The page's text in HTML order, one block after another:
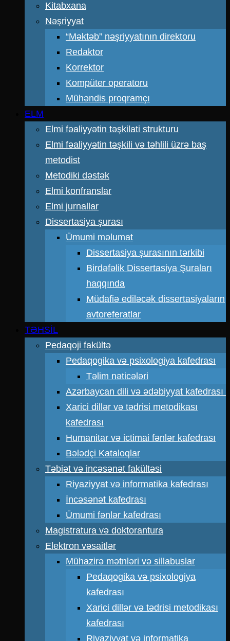
Kitabxana
Nəşriyyat
“Məktəb” nəşriyyatının direktoru
Redaktor
Korrektor
Kompüter operatoru
Mühəndis proqramçı
ELM
Elmi fəaliyyətin təşkilati strukturu
Elmi fəaliyyətin təşkili və təhlili üzrə baş
metodist
Metodiki dəstək
Elmi konfranslar
Elmi jurnallar
Dissertasiya şurası
Ümumi məlumat
Dissertasiya şurasının tərkibi
Birdəfəlik Dissertasiya Şuraları
haqqında
Müdafiə ediləcək dissertasiyaların
avtoreferatlar
TƏHSİL
Pedaqoji fakültə
Pedaqogika və psixologiya kafedrası
Təlim nəticələri
Azərbaycan dili və ədəbiyyat kafedrası
Xarici dillər və tədrisi metodikası
kafedrası
Humanitar və ictimai fənlər kafedrası
Bələdçi Kataloqlar
Təbiət və incəsənət fakültəsi
Riyaziyyat və informatika kafedrası
İncəsənət kafedrası
Ümumi fənlər kafedrası
Magistratura və doktorantura
Elektron vəsaitlər
Mühazirə mətnləri və sillabuslar
Pedaqogika və psixologiya
kafedrası
Xarici dillər və tədrisi metodikası
kafedrası
Riyaziyyat və informatika